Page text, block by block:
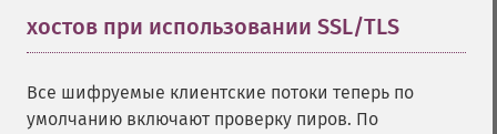
хостов при использовании SSL/TLS
Все шифруемые клиентские потоки теперь по
умолчанию включают проверку пиров. По